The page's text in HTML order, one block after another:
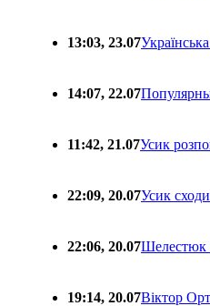
13:03, 23.07
14:07, 22.07
11:42, 21.07Усик
22:09, 20.07Усик
22:06, 20.07Шелестюк
19:14, 20.07Віктор